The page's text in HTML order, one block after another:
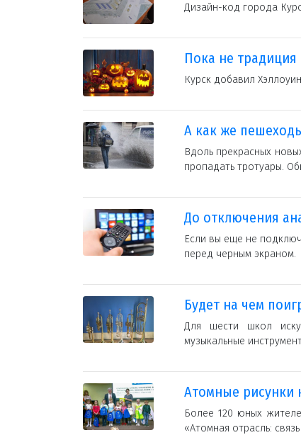
Дизайн-код города
Пока не традиция
Курск добавил
А как же
Вдоль прекрасных
пропадать тротуары.
До отключения
Если вы еще не
перед черным экраном.
Будет на чем
Для шести школ
музыкальные
Атомные рисунки
Более 120 юных
«Атомная отрасль: